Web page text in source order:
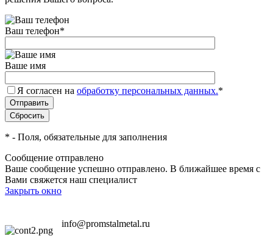
Ваш телефон*
Ваше имя
Я согласен на обработку персональных данных.*
* - Поля, обязательные для заполнения
Сообщение отправлено
Ваше сообщение успешно отправлено. В ближайшее время с
Вами свяжется наш специалист
Закрыть окно
info@promstalmetal.ru